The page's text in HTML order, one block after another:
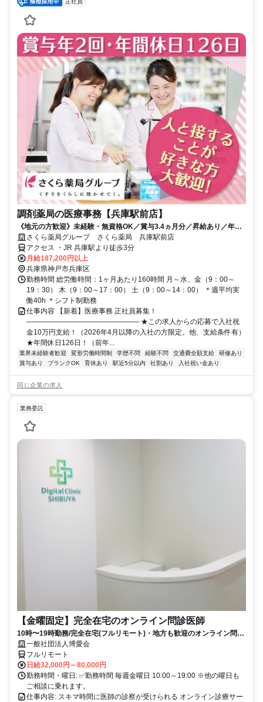
調剤薬局の医療事務【兵庫駅前店】
《地元の方歓迎》未経験・無資格OK／賞与3.4ヵ月分／昇給あり／年休
126日（前年度実績）／平均有休取得数11.5日（2025度実績）
さくら薬局グループ さくら薬局 兵庫駅前店
アクセス ・JR 兵庫駅より徒歩3分
月給187,200円以上
兵庫県神戸市兵庫区
勤務時間 総労働時間：1ヶ月あたり160時間 月～水、金（9：00～
19：30） 木（9：00～17：00） 土（9：00～14：00） ＊週平均実
働40h ＊シフト制勤務
仕事内容 【新着】医療事務 正社員募集！
―――――――――――――――― ★この求人からの応募で入社祝
金10万円支給！（2026年4月以降の入社の方限定。他、支給条件有）
★年間休日126日！（前年...
業界未経験者歓迎 変形労働時間制 学歴不問 経験不問 交通費全額支給
研修あり
賞与あり
ブランクOK 育休あり 駅近5分以内 社割あり 入社祝い金あり
同じ企業の求人
業務委託
【金曜固定】完全在宅のオンライン問診医師
10時〜19時勤務/完全在宅(フルリモート)・地方も歓迎のオンライン問診
業務一般社団法人博愛会
フルリモート
日給32,000円～80,000円
勤務時間・曜日: ✅勤務時間 毎週金曜日 10:00～19:00 ※他の曜日も
ご相談に乗れます。
仕事内容: スキマ時間に医師の診察が受けられる オンライン診療サー